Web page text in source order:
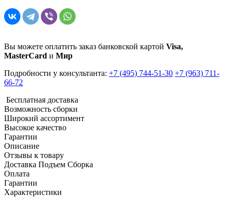
Вы можете оплатить заказ банковской картой Visa,
MasterCard и Мир
Подробности у консультанта: +7 (495) 744-51-30 +7 (963) 711-
66-72
Бесплатная доставка
Возможность сборки
Широкий ассортимент
Высокое качество
Гарантии
Описание
Отзывы к товару
Доставка Подъем Сборка
Оплата
Гарантии
Характеристики